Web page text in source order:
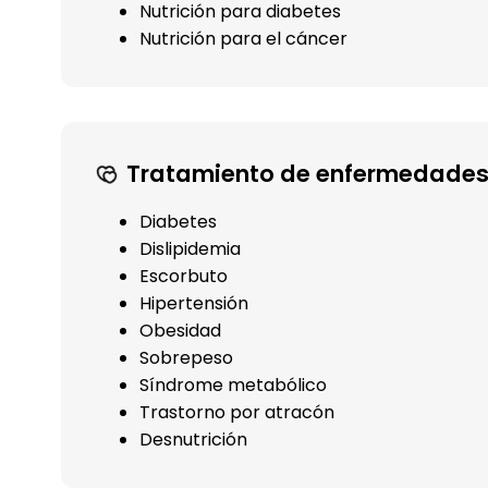
Nutrición para diabetes
Nutrición para el cáncer
Tratamiento de
Diabetes
Dislipidemia
Escorbuto
Hipertensión
Obesidad
Sobrepeso
Síndrome metabólico
Trastorno por atracón
Desnutrición